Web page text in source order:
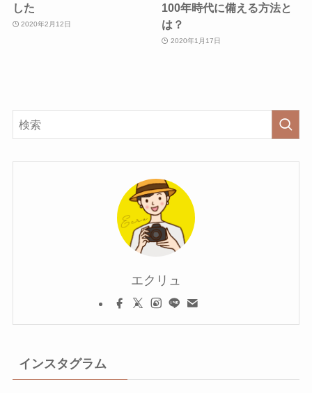
した
2020年2月12日
100年時代に備える方法と
は？
2020年1月17日
エクリュ
インスタグラム